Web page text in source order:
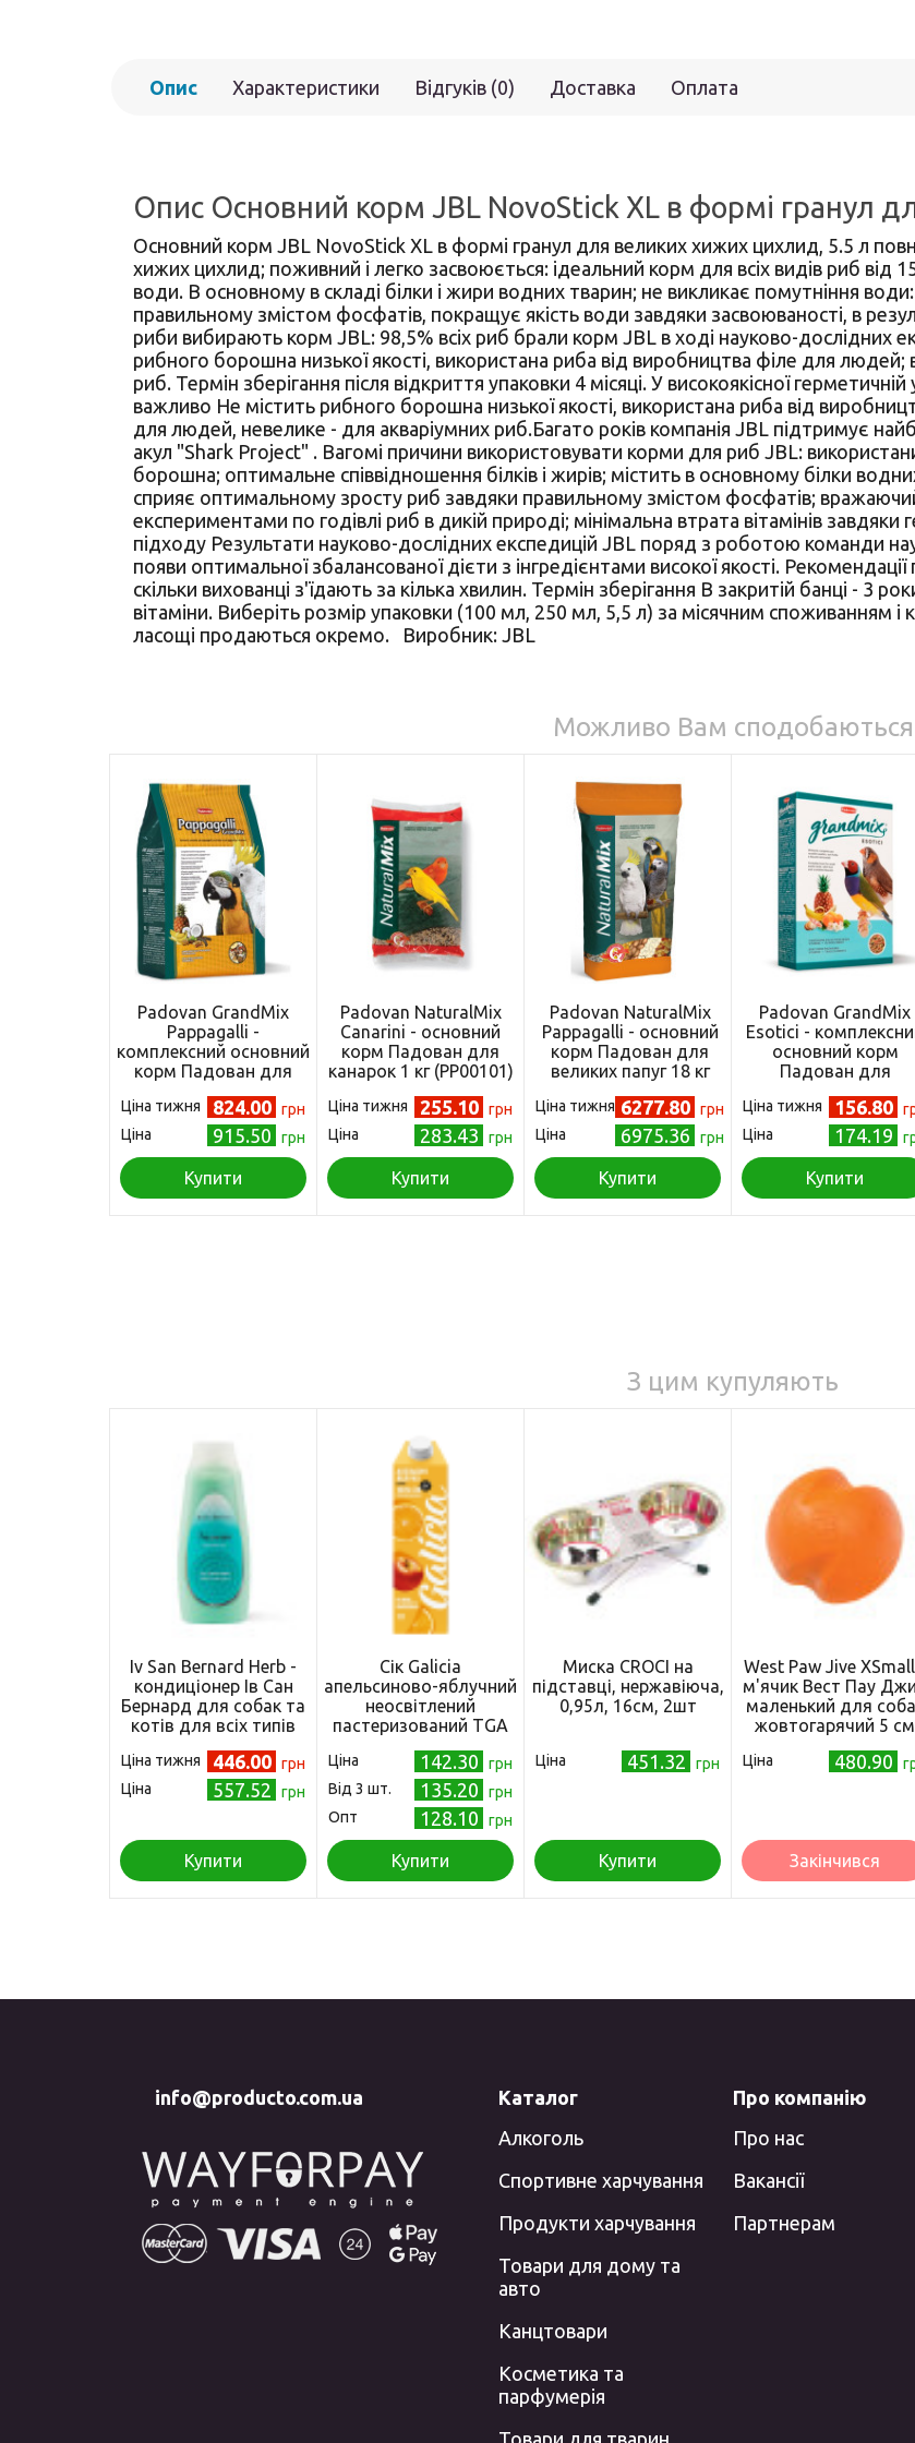
Опис Характеристики Відгуків (0) Доставка Оплата
Опис Основний корм JBL NovoStick XL в формі гранул
Основний корм JBL NovoStick XL в формі гранул для великих хижих цихлид, 5.5 л
хижих цихлид; поживний і легко засвоюється: ідеальний корм для всіх видів риб від
води. В основному в складі білки і жири водних тварин; не викликає помутніння
правильному змістом фосфатів, покращує якість води завдяки засвоюваності, в
риби вибирають корм JBL: 98,5% всіх риб брали корм JBL в ході науково-дослідних
рибного борошна низької якості, використана риба від виробництва філе для
риб. Термін зберігання після відкриття упаковки 4 місяці. У високоякісної
важливо Не містить рибного борошна низької якості, використана риба від
для людей, невелике - для акваріумних риб.Багато років компанія JBL підтримує
акул "Shark Project" . Вагомі причини використовувати корми для риб JBL:
борошна; оптимальне співвідношення білків і жирів; містить в основному білки
сприяє оптимальному зросту риб завдяки правильному змістом фосфатів;
експериментами по годівлі риб в дикій природі; мінімальна втрата вітамінів завдяки
підходу Результати науково-дослідних експедицій JBL поряд з роботою команди
появи оптимальної збалансованої дієти з інгредієнтами високої якості.
скільки вихованці з'їдають за кілька хвилин. Термін зберігання В закритій банці - 3
вітаміни. Виберіть розмір упаковки (100 мл, 250 мл, 5,5 л) за місячним споживанням і
ласощі продаються окремо. Виробник: JBL
Можливо Вам сподобаються
Padovan GrandMix
Pappagalli -
комплексний основний
корм Падован для
(PP00653)
Ціна тижня 824.00 грн
Ціна
915.50 грн
Купити
Padovan NaturalMix
Canarini - основний
корм Падован для
канарок 1 кг (PP00101)
Ціна тижня 255.10 грн
Ціна
283.43 грн
Купити
Padovan NaturalMix
Pappagalli - основний
корм Падован для
великих папуг 18 кг
Ціна тижня 6277.80 грн
Ціна
6975.36 грн
Купити
Padovan GrandMix
Esotici -
основний корм
Падован для
г (PP00277)
Ціна тижня 156.80
Ціна
174.19
Купити
З цим купуляють
Iv San Bernard Herb -
кондиціонер Ів Сан
Бернард для собак та
котів для всіх типів
трав'яний 300 мл (IV-
4685)
Ціна тижня 446.00 грн
Ціна
557.52 грн
Купити
Сік Galicia
апельсиново-яблучний
неосвітлений
пастеризований TGA
Ціна 142.30
грн
Від 3 шт.
135.20
грн
Опт
128.10 грн
Купити
Миска CROCI на
підставці, нержавіюча,
0,95л, 16см, 2шт
Ціна 451.32 грн
Купити
West Paw Jive
м'ячик Вест Пау
маленький для
жовтогарячий 5 см
Ціна 480.90
Закінчився
info@producto.com.ua
Каталог
Алкоголь
Спортивне харчування
Продукти харчування
Товари для дому та
авто
Канцтовари
Косметика та
парфумерія
Товари для тварин
Про компанію
Про нас
Вакансії
Партнерам